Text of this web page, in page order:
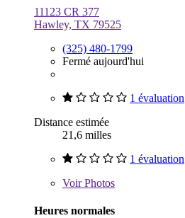
11123 CR 377
Hawley, TX 79525
(325) 480-1799
Fermé aujourd'hui
1 évaluation
Distance estimée
21,6 milles
1 évaluation
VoirPhotos
Heures normales